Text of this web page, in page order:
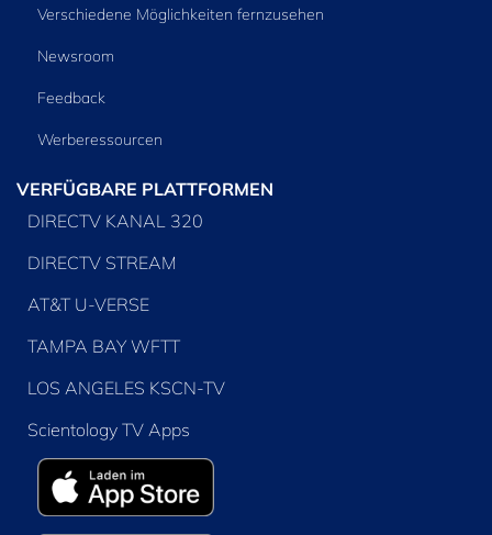
Verschiedene Möglichkeiten fernzusehen
Newsroom
Feedback
Werberessourcen
VERFÜGBARE PLATTFORMEN
DIRECTV KANAL 320
DIRECTV STREAM
AT&T U-VERSE
TAMPA BAY WFTT
LOS ANGELES KSCN-TV
Scientology TV Apps